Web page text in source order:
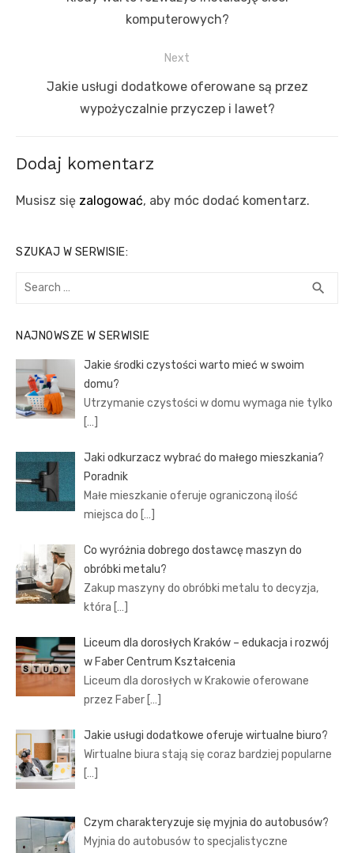
komputerowych?
Next
NextJakie usługi dodatkowe oferowane są przez
wypożyczalnie przyczep i lawet?
Dodaj komentarz
Musisz się zalogować, aby móc dodać komentarz.
SZUKAJ W SERWISIE:
Search
search
NAJNOWSZE W SERWISIE
Jakie środki czystości warto mieć w swoim
domu?
Utrzymanie czystości w domu wymaga nie tylko
[…]
Jaki odkurzacz wybrać do małego mieszkania?
Poradnik
Małe mieszkanie oferuje ograniczoną ilość
miejsca do […]
Co wyróżnia dobrego dostawcę maszyn do
obróbki metalu?
Zakup maszyny do obróbki metalu to decyzja,
która […]
Liceum dla dorosłych Kraków – edukacja i rozwój
w Faber Centrum Kształcenia
Liceum dla dorosłych w Krakowie oferowane
przez Faber […]
Jakie usługi dodatkowe oferuje wirtualne biuro?
Wirtualne biura stają się coraz bardziej popularne
[…]
Czym charakteryzuje się myjnia do autobusów?
Myjnia do autobusów to specjalistyczne